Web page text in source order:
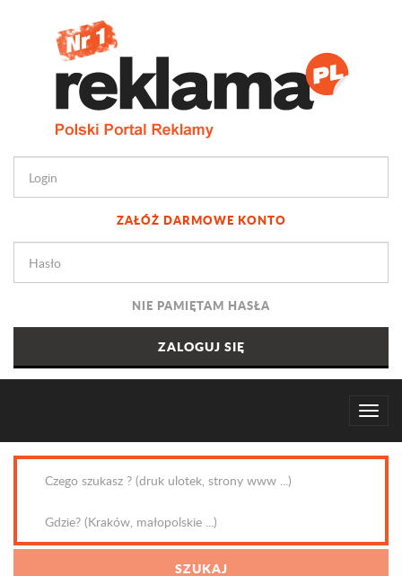
ZAŁÓŻ DARMOWE KONTO
NIE PAMIĘTAM HASŁA